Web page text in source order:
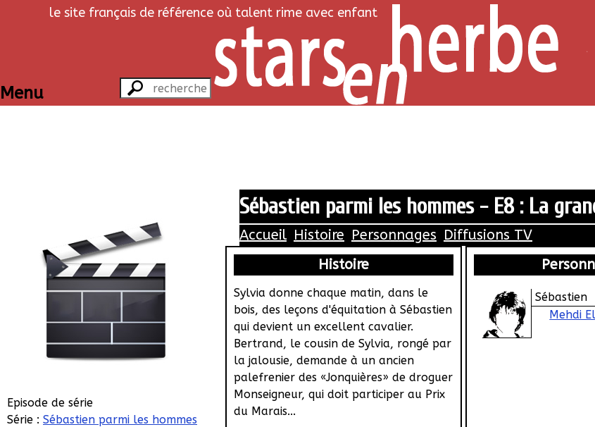
le site français de référence où talent rime avec enfant
Menu
Episode de série
Série : Sébastien parmi les hommes
Sébastien parmi les hommes - E8 : La
Accueil Histoire Personnages Diffusions TV
Histoire
Sylvia donne chaque matin, dans le
bois, des leçons d'équitation à Sébastien
qui devient un excellent cavalier.
Bertrand, le cousin de Sylvia, rongé par
la jalousie, demande à un ancien
palefrenier des «Jonquières» de droguer
Monseigneur, qui doit participer au Prix
du Marais...
Sébastien
Mehdi